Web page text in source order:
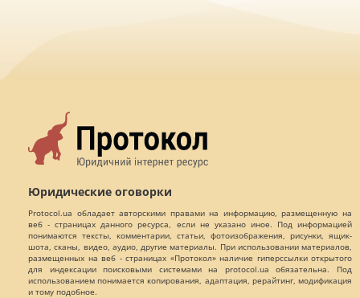
Юридические оговорки
Protocol.ua обладает авторскими правами на информацию, размещенную на
веб - страницах данного ресурса, если не указано иное. Под информацией
понимаются тексты, комментарии, статьи, фотоизображения, рисунки, ящик-
шота, сканы, видео, аудио, другие материалы. При использовании материалов,
размещенных на веб - страницах «Протокол» наличие гиперссылки открытого
для индексации поисковыми системами на protocol.ua обязательна. Под
использованием понимается копирования, адаптация, рерайтинг, модификация
и тому подобное.